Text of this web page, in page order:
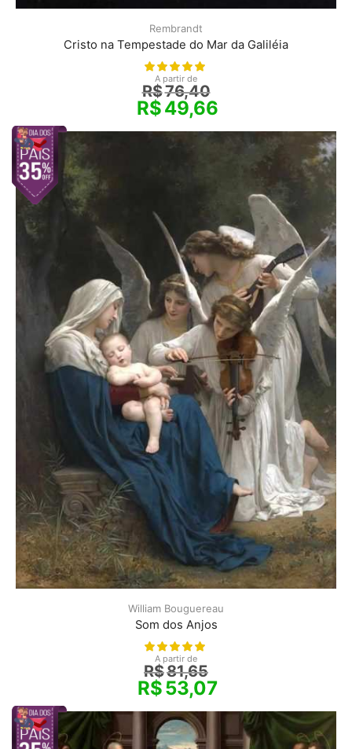
Rembrandt
Cristo na Tempestade do Mar da Galiléia
A partir de
R$76,40
R$49,66
William Bouguereau
Som dos Anjos
A partir de
R$81,65
R$53,07